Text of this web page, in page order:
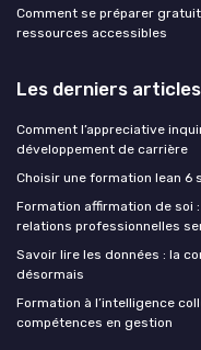
Comment se préparer
ressources accessibles
Les derniers articles
Comment l’appreciative
développement de carrière
Choisir une formation lean 6
Formation affirmation de soi
relations professionnelles
Savoir lire les données : la
désormais
Formation à l’intelligence
compétences en gestion